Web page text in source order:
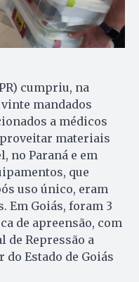
cumpriu, na
vinte mandados
a médicos
materiais
no Paraná e em
que
uso único, eram
Em Goiás, foram 3
de apreensão, com
de Repressão a
Estado de Goiás